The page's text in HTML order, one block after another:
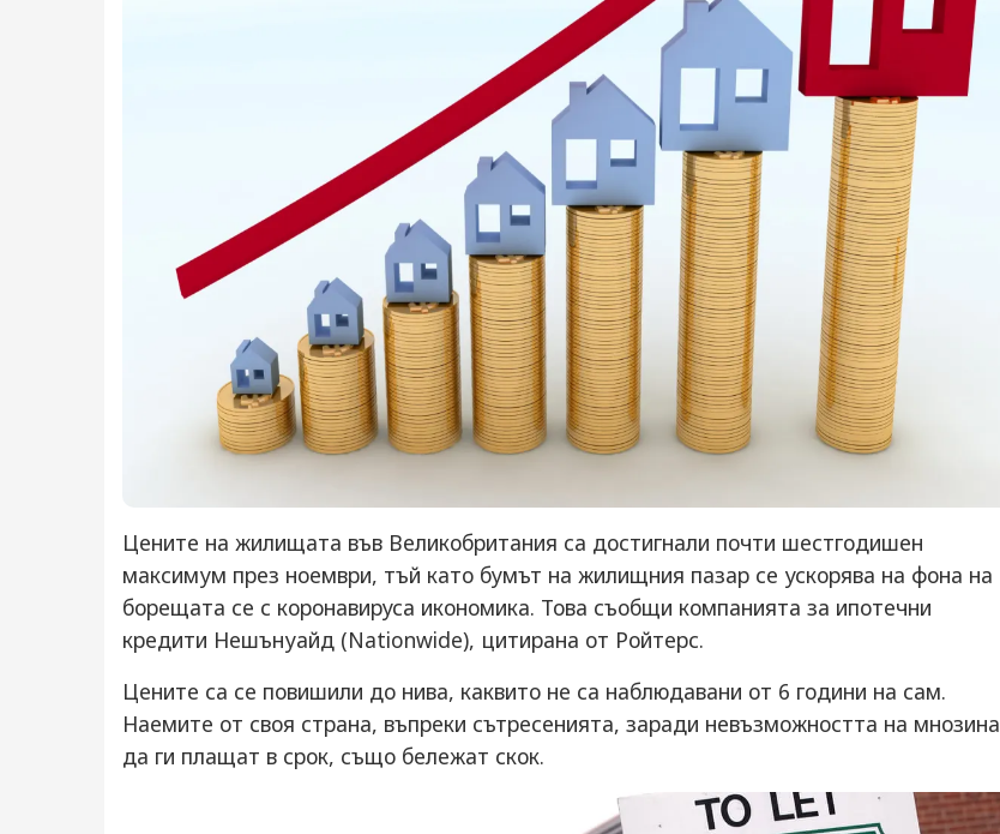
Цените на жилищата във Великобритания са достигнали почти шестгодишен
максимум през ноември, тъй като бумът на жилищния пазар се ускорява на фона на
борещата се с коронавируса икономика. Това съобщи компанията за ипотечни
кредити Нешънуайд (Nationwide), цитирана от Ройтерс.
Цените са се повишили до нива, каквито не са наблюдавани от 6 години на сам.
Наемите от своя страна, въпреки сътресенията, заради невъзможността на мнозина
да ги плащат в срок, също бележат скок.